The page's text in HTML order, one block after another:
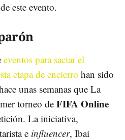
este evento.
eventos para saciar el
etapa de encierro han sido
unas semanas que La
torneo de FIFA Online
La iniciativa,
e influencer, Ibai